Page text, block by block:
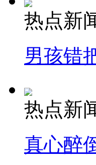
热点新
男孩错
热点新
真心醉